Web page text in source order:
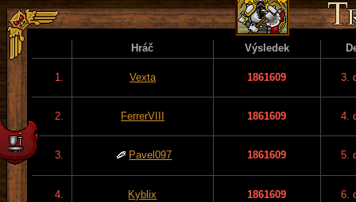
Hráč Výsledek
1. Vexta 1861609 3.
2. FerrerVIII 1861609 4.
3. Pavel097 1861609 5.
4. Kyblix 1861609 6.